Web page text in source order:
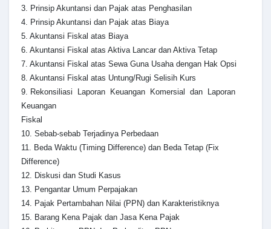
3. Prinsip Akuntansi dan Pajak atas Penghasilan
4. Prinsip Akuntansi dan Pajak atas Biaya
5. Akuntansi Fiskal atas Biaya
6. Akuntansi Fiskal atas Aktiva Lancar dan Aktiva Tetap
7. Akuntansi Fiskal atas Sewa Guna Usaha dengan Hak Opsi
8. Akuntansi Fiskal atas Untung/Rugi Selisih Kurs
9. Rekonsiliasi Laporan Keuangan Komersial dan Laporan
Keuangan
Fiskal
10. Sebab-sebab Terjadinya Perbedaan
11. Beda Waktu (Timing Difference) dan Beda Tetap (Fix
Difference)
12. Diskusi dan Studi Kasus
13. Pengantar Umum Perpajakan
14. Pajak Pertambahan Nilai (PPN) dan Karakteristiknya
15. Barang Kena Pajak dan Jasa Kena Pajak